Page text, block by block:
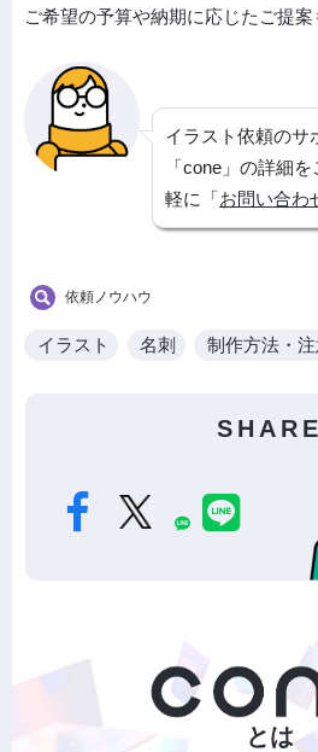
ご希望の予算や納期に応じたご提案
イラスト依頼のサ
「cone」の詳細
軽に「お問い合わ
依頼ノウハウ
イラスト 名刺 制作方法・
SHARE
とは